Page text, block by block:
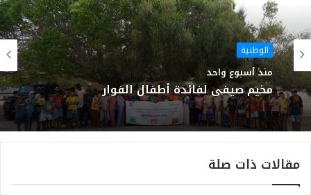
الوطنية
منذ أسبوع واحد
مخيم صيفي لفائدة أطفال الفوار
مقالات ذات صلة